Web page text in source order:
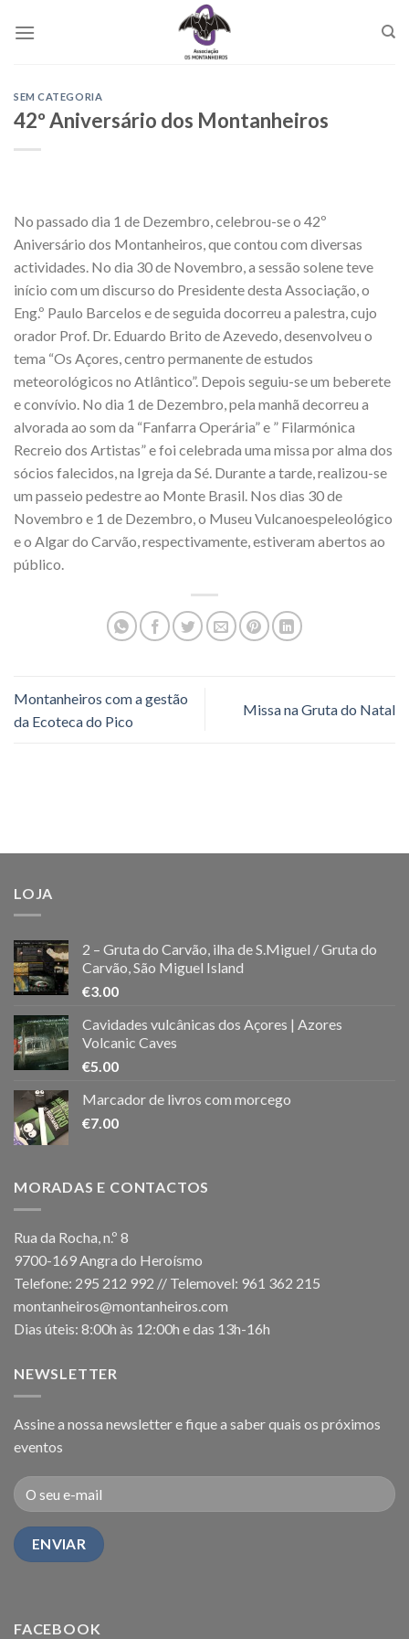
SEM CATEGORIA
42º Aniversário dos Montanheiros
No passado dia 1 de Dezembro, celebrou-se o 42º
Aniversário dos Montanheiros, que contou com diversas
actividades. No dia 30 de Novembro, a sessão solene teve
início com um discurso do Presidente desta Associação, o
Eng.º Paulo Barcelos e de seguida docorreu a palestra, cujo
orador Prof. Dr. Eduardo Brito de Azevedo, desenvolveu o
tema “Os Açores, centro permanente de estudos
meteorológicos no Atlântico”. Depois seguiu-se um beberete
e convívio. No dia 1 de Dezembro, pela manhã decorreu a
alvorada ao som da “Fanfarra Operária” e ” Filarmónica
Recreio dos Artistas” e foi celebrada uma missa por alma dos
sócios falecidos, na Igreja da Sé. Durante a tarde, realizou-se
um passeio pedestre ao Monte Brasil. Nos dias 30 de
Novembro e 1 de Dezembro, o Museu Vulcanoespeleológico
e o Algar do Carvão, respectivamente, estiveram abertos ao
público.
Montanheiros com a gestão
da Ecoteca do Pico
Missa na Gruta do Natal
LOJA
2 – Gruta do Carvão, ilha de S.Miguel / Gruta do
Carvão, São Miguel Island
€3.00
Cavidades vulcânicas dos Açores | Azores
Volcanic Caves
€5.00
Marcador de livros com morcego
€7.00
MORADAS E CONTACTOS
Rua da Rocha, n.º 8
9700-169 Angra do Heroísmo
Telefone: 295 212 992 // Telemovel: 961 362 215
montanheiros@montanheiros.com
Dias úteis: 8:00h às 12:00h e das 13h-16h
NEWSLETTER
Assine a nossa newsletter e fique a saber quais os próximos
eventos
FACEBOOK